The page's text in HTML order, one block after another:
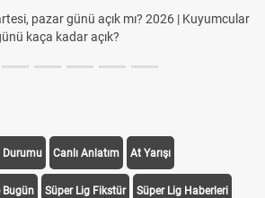
pazar günü açık mı? 2026 | Kuyumcular
kaça kadar açık?
Durumu Canlı Anlatım At Yarışı
Bugün Süper Lig Fikstür Süper Lig Haberleri